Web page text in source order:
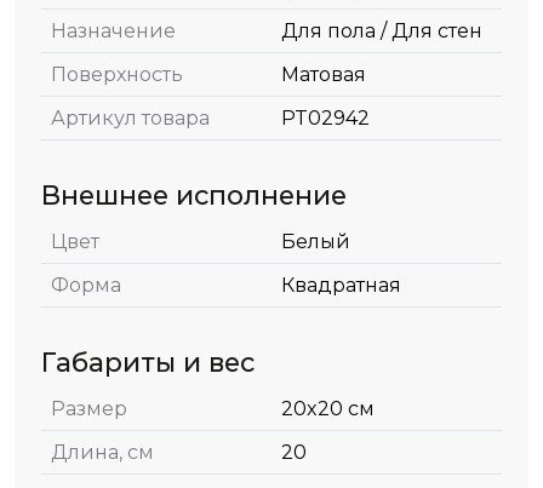
Назначение
Для пола / Для стен
Поверхность
Матовая
Артикул товара
PT02942
Внешнее исполнение
Цвет
Белый
Форма
Квадратная
Габариты и вес
Размер
20x20 см
Длина, см
20